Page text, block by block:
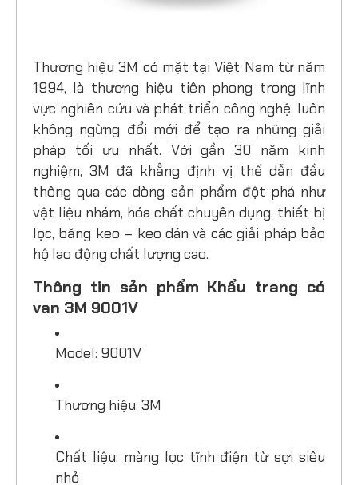
Thương hiệu 3M có mặt tại Việt Nam từ năm
1994, là thương hiệu tiên phong trong lĩnh
vực nghiên cứu và phát triển công nghệ, luôn
không ngừng đổi mới để tạo ra những giải
pháp tối ưu nhất. Với gần 30 năm kinh
nghiệm, 3M đã khẳng định vị thế dẫn đầu
thông qua các dòng sản phẩm đột phá như
vật liệu nhám, hóa chất chuyên dụng, thiết bị
lọc, băng keo – keo dán và các giải pháp bảo
hộ lao động chất lượng cao.
Thông tin sản phẩm Khẩu trang có
van 3M 9001V
Model: 9001V
Thương hiệu: 3M
Chất liệu: màng lọc tĩnh điện từ sợi siêu
nhỏ